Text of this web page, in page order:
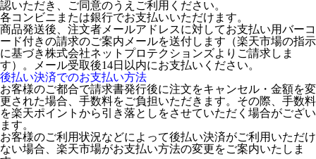
認いただき、ご同意のうえご利用ください。
各コンビニまたは銀行でお支払いいただけます。
商品発送後、注文者メールアドレスに対してお支払い用バーコ
ード付きの請求のご案内メールを送付します（楽天市場の指示
に基づき株式会社ネットプロテクションズよりご請求しま
す）。メール受取後14日以内にお支払いください。
後払い決済でのお支払い方法
お客様のご都合で請求書発行後に注文をキャンセル・金額を変
更された場合、手数料をご負担いただきます。その際、手数料
を楽天ポイントから引き落としをさせていただく場合がござい
ます。
お客様のご利用状況などによって後払い決済がご利用いただけ
ない場合、楽天市場がお支払い方法の変更をご案内いたしま